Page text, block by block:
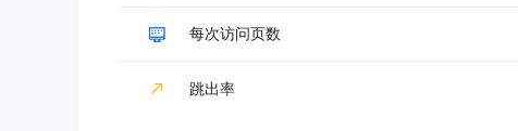
每次访问页数
跳出率